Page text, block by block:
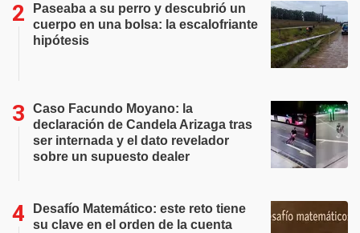
Paseaba a su perro y descubrió un
cuerpo en una bolsa: la escalofriante
hipótesis
Caso Facundo Moyano: la
declaración de Candela Arizaga tras
ser internada y el dato revelador
sobre un supuesto dealer
Desafío Matemático: este reto tiene
su clave en el orden de la cuenta